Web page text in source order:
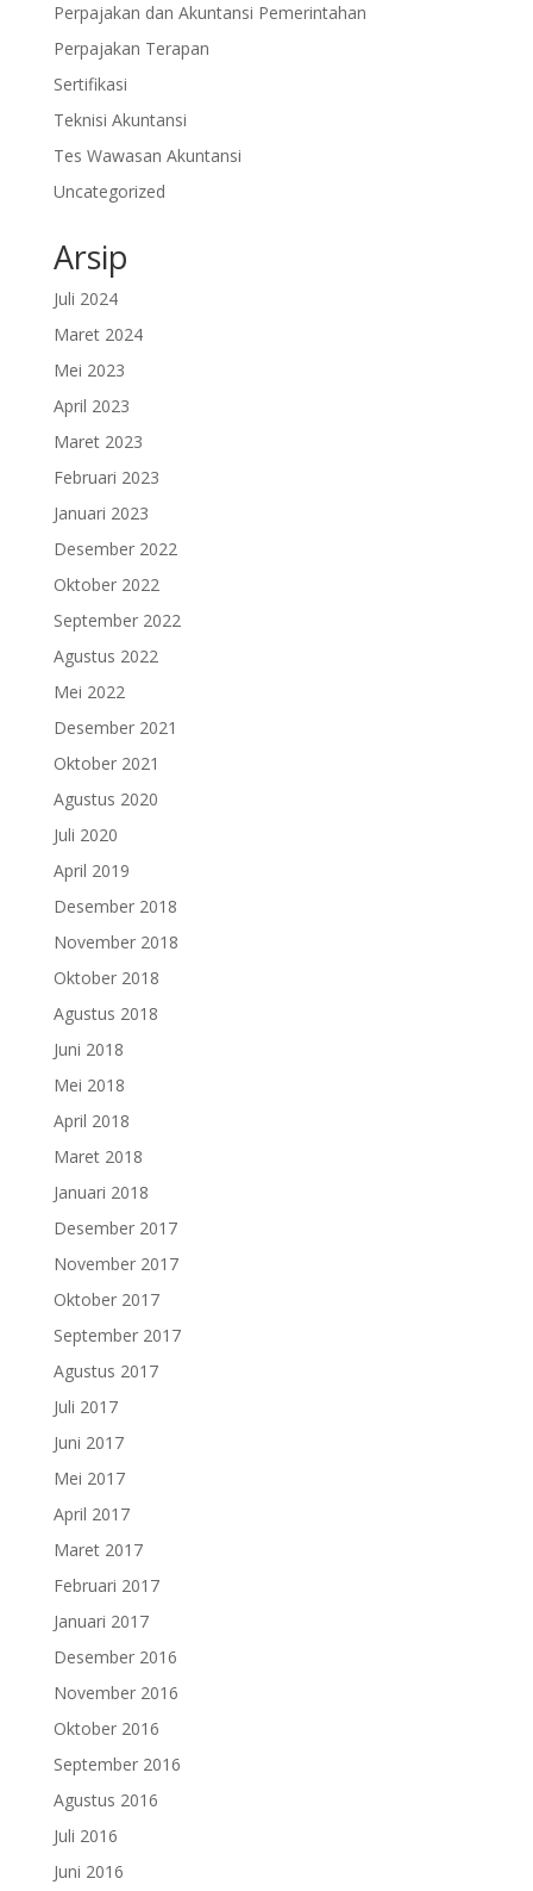
Perpajakan dan Akuntansi Pemerintahan
Perpajakan Terapan
Sertifikasi
Teknisi Akuntansi
Tes Wawasan Akuntansi
Uncategorized
Arsip
Juli 2024
Maret 2024
Mei 2023
April 2023
Maret 2023
Februari 2023
Januari 2023
Desember 2022
Oktober 2022
September 2022
Agustus 2022
Mei 2022
Desember 2021
Oktober 2021
Agustus 2020
Juli 2020
April 2019
Desember 2018
November 2018
Oktober 2018
Agustus 2018
Juni 2018
Mei 2018
April 2018
Maret 2018
Januari 2018
Desember 2017
November 2017
Oktober 2017
September 2017
Agustus 2017
Juli 2017
Juni 2017
Mei 2017
April 2017
Maret 2017
Februari 2017
Januari 2017
Desember 2016
November 2016
Oktober 2016
September 2016
Agustus 2016
Juli 2016
Juni 2016